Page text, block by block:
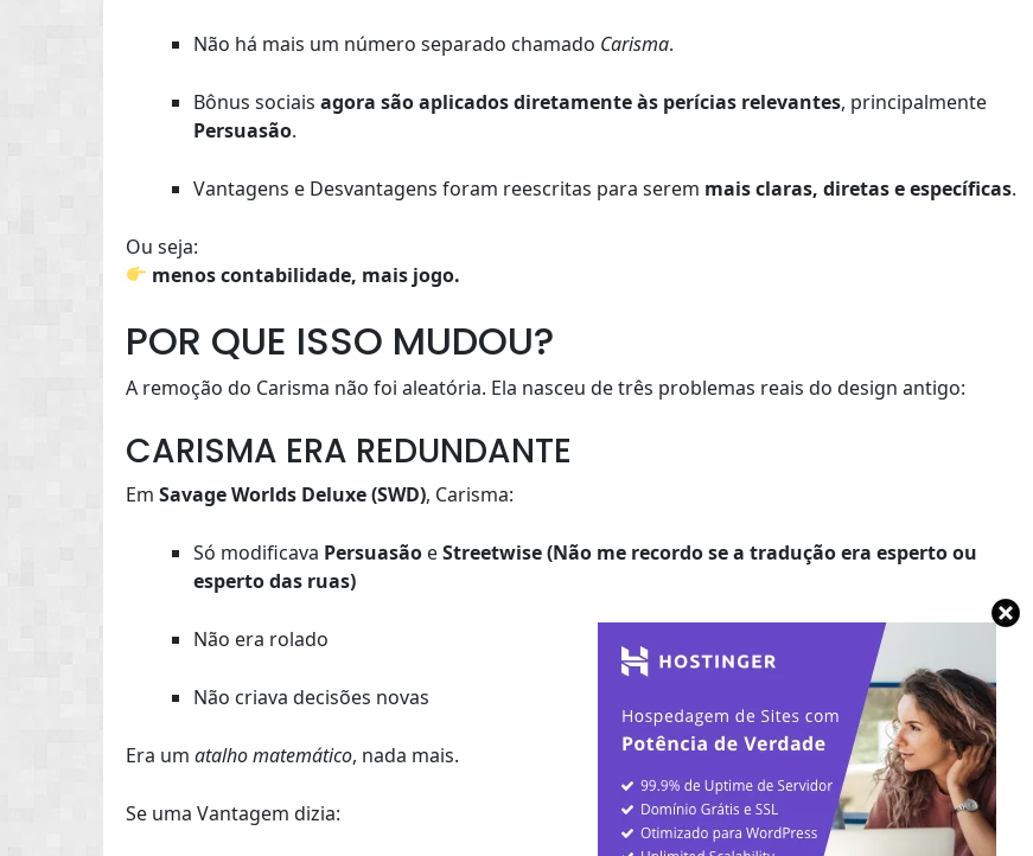
Não há mais um número separado chamado Carisma.
Bônus sociaisagora são aplicados diretamente às perícias relevantes, principalmente
Persuasão.
Vantagens e Desvantagens foram reescritas para serem mais claras, diretas e específicas.
Ou seja:
menos contabilidade, mais jogo.
POR QUE ISSO MUDOU?
A remoção do Carisma não foi aleatória. Ela nasceu de três problemas reais do design antigo:
CARISMA ERA REDUNDANTE
EmSavage Worlds Deluxe (SWD), Carisma:
Só modificava Persuasão eStreetwise (Não me recordo se a tradução era esperto ou
esperto das ruas)
Não era rolado
Não criava decisões novas
Era umatalho matemático, nada mais.
Se uma Vantagem dizia: